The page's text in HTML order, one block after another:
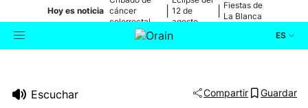
Hoy es noticia cáncer
colorrectal
12 de
agosto
Fiestas de
La Blanca
ES
Escuchar Compartir Guardar